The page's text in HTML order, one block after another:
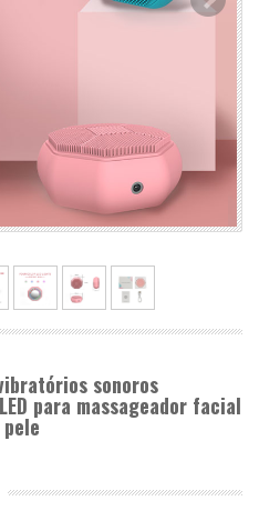
sonoros
para massageador facial